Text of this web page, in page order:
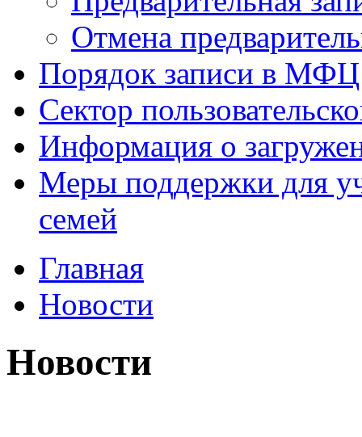
Отмена
Порядок записи в МФЦ
Сектор
Информация о
Меры поддержки для
семей
Главная
Новости
Новости